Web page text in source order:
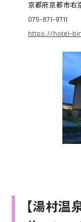
京都府京都市右
075-871-9711
https://hotel-
【湯村温